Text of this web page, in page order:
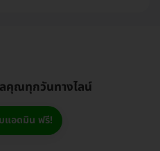
คุณทุกวันทางไลน์
แอดมิน ฟรี!